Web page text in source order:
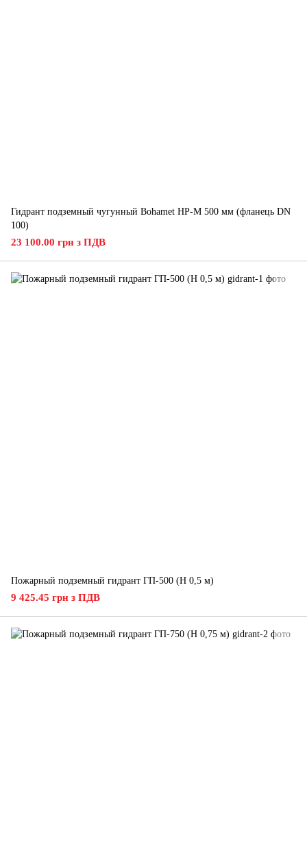
Гидрант подземный чугунный Bohamet HP-M 500 мм (фланець DN
100)
23 100.00 грн з ПДВ
Пожарный подземный гидрант ГП-500 (H 0,5 м)
9 425.45 грн з ПДВ